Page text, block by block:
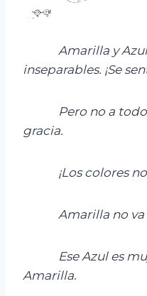
Amarilla y
inseparables. ¡Se
Pero no a
gracia.
¡Los colores
Amarilla no va
Ese Azul es
Amarilla.